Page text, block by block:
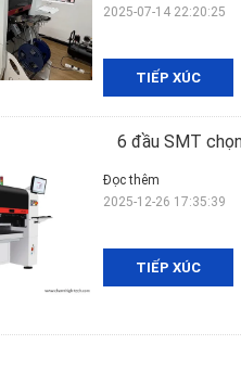
TIẾP XÚC
2025-07-14 22:20:25
6 đầu SMT
TIẾP XÚC
Đọc thêm
2025-12-26 17:35:39